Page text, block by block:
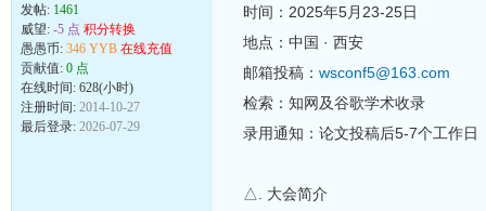
发帖: 1461
威望: -5 点 积分转换
愚愚币: 346 YYB 在线充值
贡献值: 0 点
在线时间: 628(小时)
注册时间: 2014-10-27
最后登录: 2026-07-29
时间：2025年5月23-25日
地点：中国 · 西安
邮箱投稿： wsconf5@163.com
检索：知网及谷歌学术收录
录用通知：论文投稿后5-7个工作日
△. 大会简介